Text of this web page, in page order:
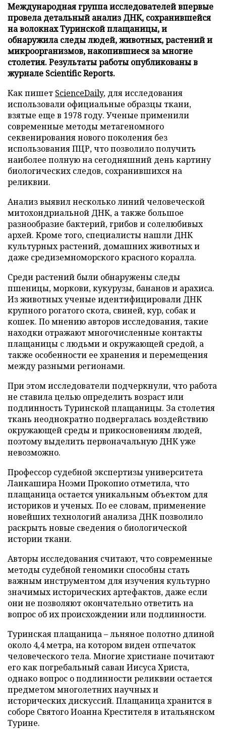
Международная группа исследователей впервые
провела детальный анализ ДНК, сохранившейся
на волокнах Туринской плащаницы, и
обнаружила следы людей, животных, растений и
микроорганизмов, накопившиеся за многие
столетия. Результаты работы опубликованы в
журнале Scientific Reports.
Как пишет ScienceDaily, для исследования
использовали официальные образцы ткани,
взятые еще в 1978 году. Ученые применили
современные методы метагеномного
секвенирования нового поколения без
использования ПЦР, что позволило получить
наиболее полную на сегодняшний день картину
биологических следов, сохранившихся на
реликвии.
Анализ выявил несколько линий человеческой
митохондриальной ДНК, а также большое
разнообразие бактерий, грибов и солелюбивых
архей. Кроме того, специалисты нашли ДНК
культурных растений, домашних животных и
даже средиземноморского красного коралла.
Среди растений были обнаружены следы
пшеницы, моркови, кукурузы, бананов и арахиса.
Из животных ученые идентифицировали ДНК
крупного рогатого скота, свиней, кур, собак и
кошек. По мнению авторов исследования, такие
находки отражают многочисленные контакты
плащаницы с людьми и окружающей средой, а
также особенности ее хранения и перемещения
между разными регионами.
При этом исследователи подчеркнули, что работа
не ставила целью определить возраст или
подлинность Туринской плащаницы. За столетия
ткань неоднократно подвергалась воздействию
окружающей среды и прикосновениям людей,
поэтому выделить первоначальную ДНК уже
невозможно.
Профессор судебной экспертизы университета
Ланкашира Ноэми Прокопио отметила, что
плащаница остается уникальным объектом для
историков и ученых. По ее словам, применение
новейших технологий анализа ДНК позволило
раскрыть новые сведения о биологической
истории ткани.
Авторы исследования считают, что современные
методы судебной геномики способны стать
важным инструментом для изучения культурно
значимых исторических артефактов, даже если
они не позволяют окончательно ответить на
вопрос об их происхождении или подлинности.
Туринская плащаница – льняное полотно длиной
около 4,4 метра, на котором виден отпечаток
человеческого тела. Многие христиане почитают
его как погребальный саван Иисуса Христа,
однако вопрос о подлинности реликвии остается
предметом многолетних научных и
исторических дискуссий. Плащаница хранится в
соборе Святого Иоанна Крестителя в итальянском
Турине.